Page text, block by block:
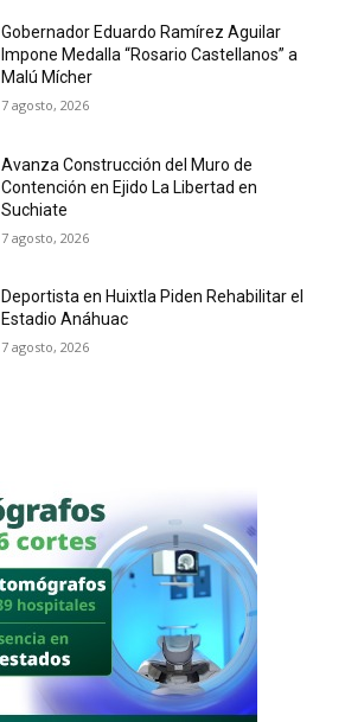
Gobernador Eduardo Ramírez Aguilar
Impone Medalla “Rosario Castellanos” a
Malú Mícher
7 agosto, 2026
Avanza Construcción del Muro de
Contención en Ejido La Libertad en
Suchiate
7 agosto, 2026
Deportista en Huixtla Piden Rehabilitar el
Estadio Anáhuac
7 agosto, 2026